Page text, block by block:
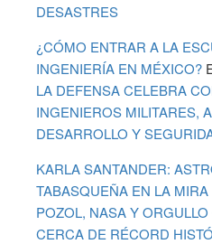
DESASTRES
¿CÓMO ENTRAR A LA
INGENIERÍA EN MÉXICO?
LA DEFENSA CELEBRA
INGENIEROS MILITARES,
DESARROLLO Y
KARLA SANTANDER:
TABASQUEÑA EN LA
POZOL, NASA Y
CERCA DE RÉCORD